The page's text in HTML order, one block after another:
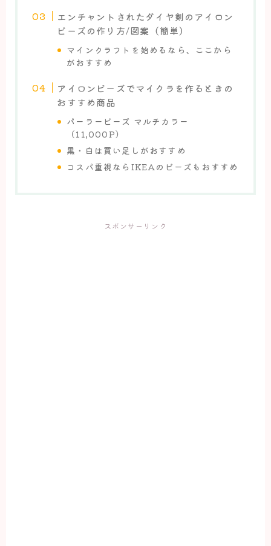
エンチャントされたダイヤ剣のアイロン
ビーズの作り方/図案（簡単）
マインクラフトを始めるなら、ここから
がおすすめ
アイロンビーズでマイクラを作るときの
おすすめ商品
パーラービーズ マルチカラー
（11,000P）
黒・白は買い足しがおすすめ
コスパ重視ならIKEAのビーズもおすすめ
スポンサーリンク